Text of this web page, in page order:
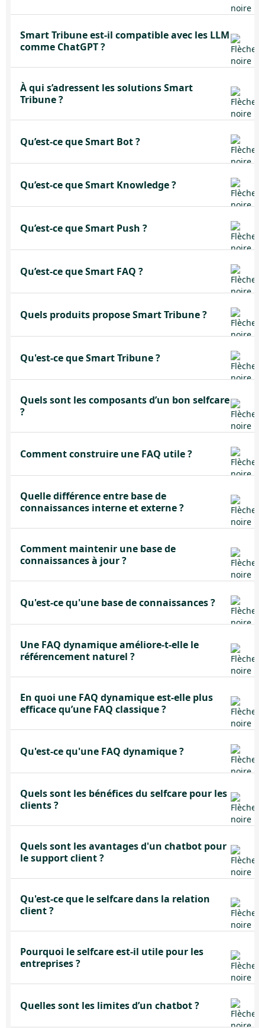
Smart Tribune est-il compatible avec les LLM
comme ChatGPT ?
À qui s’adressent les solutions Smart
Tribune ?
Qu’est-ce que Smart Bot ?
Qu’est-ce que Smart Knowledge ?
Qu’est-ce que Smart Push ?
Qu’est-ce que Smart FAQ ?
Quels produits propose Smart Tribune ?
Qu'est-ce que Smart Tribune ?
Quels sont les composants d’un bon selfcare
?
Comment construire une FAQ utile ?
Quelle différence entre base de
connaissances interne et externe ?
Comment maintenir une base de
connaissances à jour ?
Qu'est-ce qu'une base de connaissances ?
Une FAQ dynamique améliore-t-elle le
référencement naturel ?
En quoi une FAQ dynamique est-elle plus
efficace qu’une FAQ classique ?
Qu'est-ce qu'une FAQ dynamique ?
Quels sont les bénéfices du selfcare pour les
clients ?
Quels sont les avantages d'un chatbot pour
le support client ?
Qu'est-ce que le selfcare dans la relation
client ?
Pourquoi le selfcare est-il utile pour les
entreprises ?
Quelles sont les limites d’un chatbot ?